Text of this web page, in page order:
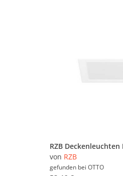
von RZB
gefunden bei OTTO